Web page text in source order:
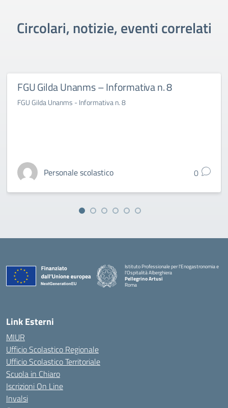
Circolari, notizie, eventi correlati
FGU Gilda Unanms – Informativa n. 8
FGU Gilda Unanms - Informativa n. 8
Personale scolastico 0
Istituto Professionale per l'Enogastronomia e
l'Ospitalità Alberghiera
Pellegrino Artusi
Roma
Link Esterni
MIUR
Ufficio Scolastico Regionale
Ufficio Scolastico Territoriale
Scuola in Chiaro
Iscrizioni On Line
Invalsi